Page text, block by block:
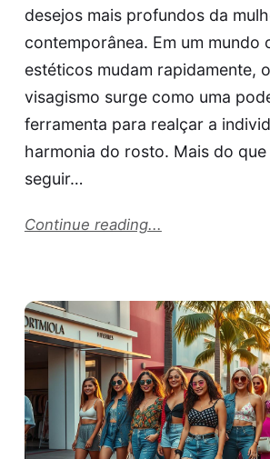
desejos mais profundos da
contemporânea. Em um mundo
estéticos mudam rapidamente,
visagismo surge como uma
ferramenta para realçar a
harmonia do rosto. Mais do que
seguir…
Continue reading...